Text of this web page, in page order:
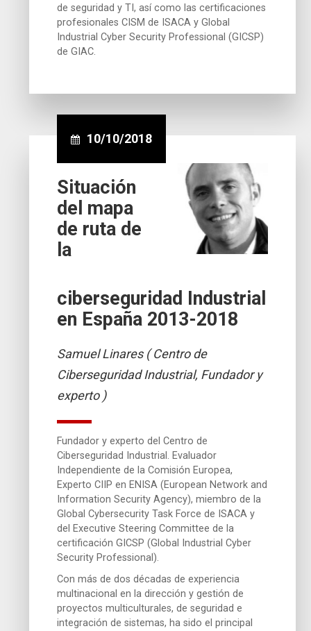
de seguridad y TI, así como las certificaciones
profesionales CISM de ISACA y Global
Industrial Cyber Security Professional (GICSP)
de GIAC.
10/10/2018
Situación
del mapa
de ruta de
la
ciberseguridad Industrial
en España 2013-2018
Samuel Linares ( Centro de
Ciberseguridad Industrial, Fundador y
experto )
Fundador y experto del Centro de
Ciberseguridad Industrial. Evaluador
Independiente de la Comisión Europea,
Experto CIIP en ENISA (European Network and
Information Security Agency), miembro de la
Global Cybersecurity Task Force de ISACA y
del Executive Steering Committee de la
certificación GICSP (Global Industrial Cyber
Security Professional).
Con más de dos décadas de experiencia
multinacional en la dirección y gestión de
proyectos multiculturales, de seguridad e
integración de sistemas, ha sido el principal